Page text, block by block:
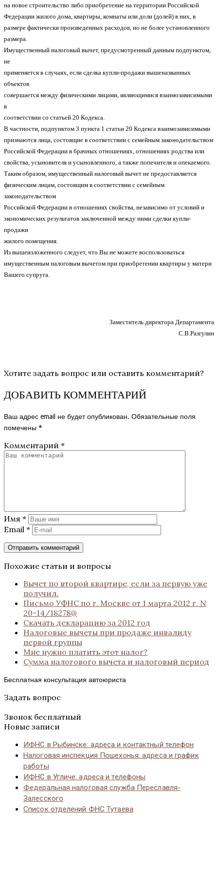
на новое строительство либо приобретение на территории Российской
Федерации жилого дома, квартиры, комнаты или доли (долей) в них, в
размере фактически произведенных расходов, но не более установленного
размера.
Имущественный налоговый вычет, предусмотренный данным подпунктом,
не
применяется в случаях, если сделка купли-продажи вышеназванных
объектов
совершается между физическими лицами, являющимися взаимозависимыми
в
соответствии со статьей 20 Кодекса.
В частности, подпунктом 3 пункта 1 статьи 20 Кодекса взаимозависимыми
признаются лица, состоящие в соответствии с семейным законодательством
Российской Федерации в брачных отношениях, отношениях родства или
свойства, усыновителя и усыновленного, а также попечителя и опекаемого.
Таким образом, имущественный налоговый вычет не предоставляется
физическим лицам, состоящим в соответствии с семейным
законодательством
Российской Федерации в отношениях свойства, независимо от условий и
экономических результатов заключенной между ними сделки купли-
продажи
жилого помещения.
Из вышеизложенного следует, что Вы не можете воспользоваться
имущественным налоговым вычетом при приобретении квартиры у матери
Вашего супруга.
Заместитель директора Департамента
С.В.Разгулин
Хотите задать вопрос или оставить комментарий?
ДОБАВИТЬ КОММЕНТАРИЙ
Ваш адрес email не будет опубликован. Обязательные поля
помечены *
Комментарий *
Имя *
Email *
Похожие статьи и вопросы
Вычет по второй квартире, если за первую уже
получил.
Письмо УФНС по г. Москве от 1 марта 2012 г. N
20-14/18278@
Скачать декларацию за 2012 год
Налоговые вычеты при продаже инвалиду
первой группы
Мне нужно платить этот налог?
Сумма налогового вычета и налоговый период
Бесплатная консультация автоюриста
Задать вопрос
Звонок бесплатный
Новые записи
ИФНС в Рыбинске: адреса и контактный телефон
Налоговая инспекция Пошехонья: адреса и график
работы
ИФНС в Угличе: адреса и телефоны
Федеральная налоговая служба Переславля-
Залесского
Список отделений ФНС Тутаева